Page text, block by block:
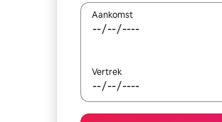
Aankomst
Vertrek